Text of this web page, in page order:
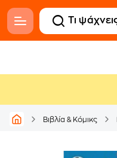
Βιβλία & Κόμικς